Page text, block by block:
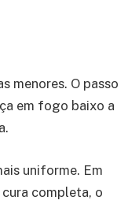
menores. O passo
em fogo baixo a
uniforme. Em
completa, o